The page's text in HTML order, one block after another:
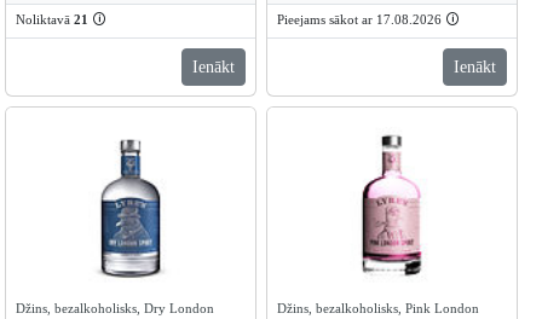
Noliktavā 21 🛈
Ienākt
Pieejams sākot ar 17.08.2026 🛈
Ienākt
Džins, bezalkoholisks, Dry London
Džins, bezalkoholisks, Pink London